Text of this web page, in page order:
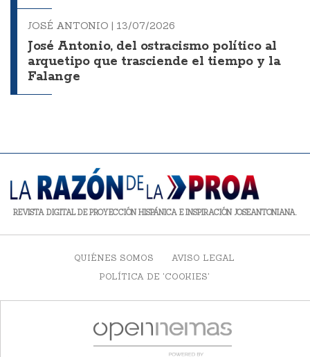
JOSÉ ANTONIO | 13/07/2026
José Antonio, del ostracismo político al
arquetipo que trasciende el tiempo y la
Falange
REVISTA DIGITAL DE PROYECCIÓN HISPÁNICA E INSPIRACIÓN JOSEANTONIANA.
QUIÉNES SOMOS
AVISO LEGAL
POLÍTICA DE 'COOKIES'